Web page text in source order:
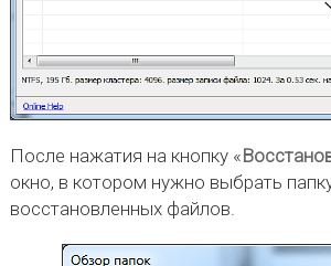
После нажатия на кнопку «
окно, в котором нужно выбрать
восстановленных файлов.